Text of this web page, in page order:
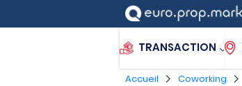
TRANSACTION
Accueil Coworking